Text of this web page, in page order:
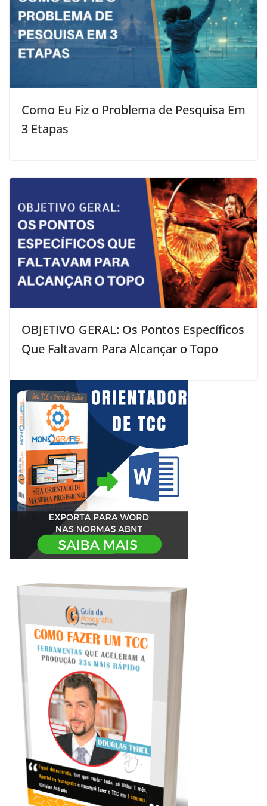
Como Eu Fiz o Problema de Pesquisa Em
3 Etapas
OBJETIVO GERAL: Os Pontos Específicos
Que Faltavam Para Alcançar o Topo